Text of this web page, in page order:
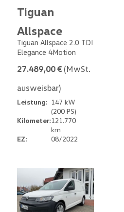
Tiguan
Allspace
Tiguan Allspace 2.0 TDI
Elegance 4Motion
27.489,00 € (MwSt.
ausweisbar)
Leistung: 147 kW
(200 PS)
Kilometer:121.770
km
EZ:
08/2022